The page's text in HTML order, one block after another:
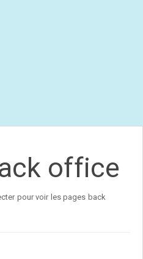
office
pour voir les pages back